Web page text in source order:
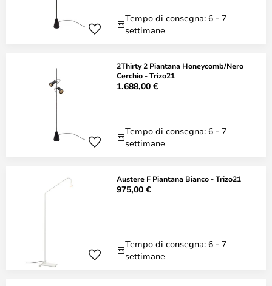
Tempo di consegna: 6 - 7
settimane
2Thirty 2 Piantana Honeycomb/Nero
Cerchio - Trizo21
1.688,00 €
Tempo di consegna: 6 - 7
settimane
Austere F Piantana Bianco - Trizo21
975,00 €
Tempo di consegna: 6 - 7
settimane